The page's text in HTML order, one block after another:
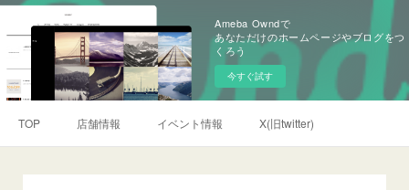
Ameba Owndで
あなただけのホームページやブログをつ
くろう
今すぐ試す
TOP 店舗情報 イベント情報 X(旧twitter)